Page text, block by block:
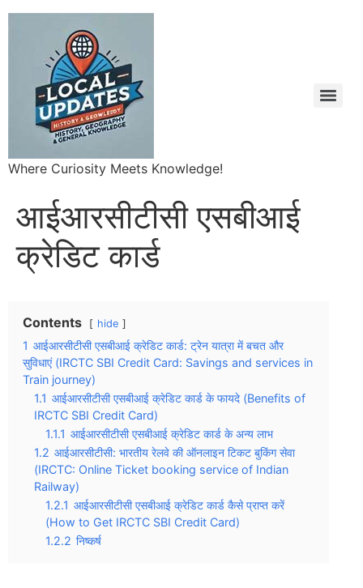
Where Curiosity Meets Knowledge!
आईआरसीटीसी एसबीआई
क्रेडिट कार्ड
Contents hide
1 आईआरसीटीसी एसबीआई क्रेडिट कार्ड: ट्रेन यात्रा में बचत और
सुविधाएं (IRCTC SBI Credit Card: Savings and services in
Train journey)
1.1 आईआरसीटीसी एसबीआई क्रेडिट कार्ड के फायदे (Benefits of
IRCTC SBI Credit Card)
1.1.1 आईआरसीटीसी एसबीआई क्रेडिट कार्ड के अन्य लाभ
1.2 आईआरसीटीसी: भारतीय रेलवे की ऑनलाइन टिकट बुकिंग सेवा
(IRCTC: Online Ticket booking service of Indian
Railway)
1.2.1 आईआरसीटीसी एसबीआई क्रेडिट कार्ड कैसे प्राप्त करें
(How to Get IRCTC SBI Credit Card)
1.2.2 निष्कर्ष